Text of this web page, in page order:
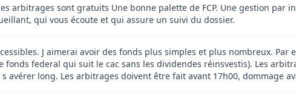
arbitrages sont gratuits Une bonne palette de FCP. Une gestion par
qui vous écoute et qui assure un suivi du dossier.
J aimerai avoir des fonds plus simples et plus nombreux.
federal qui suit le cac sans les dividendes réinsvestis). Les
avérer long. Les arbitrages doivent être fait avant 17h00, dommage